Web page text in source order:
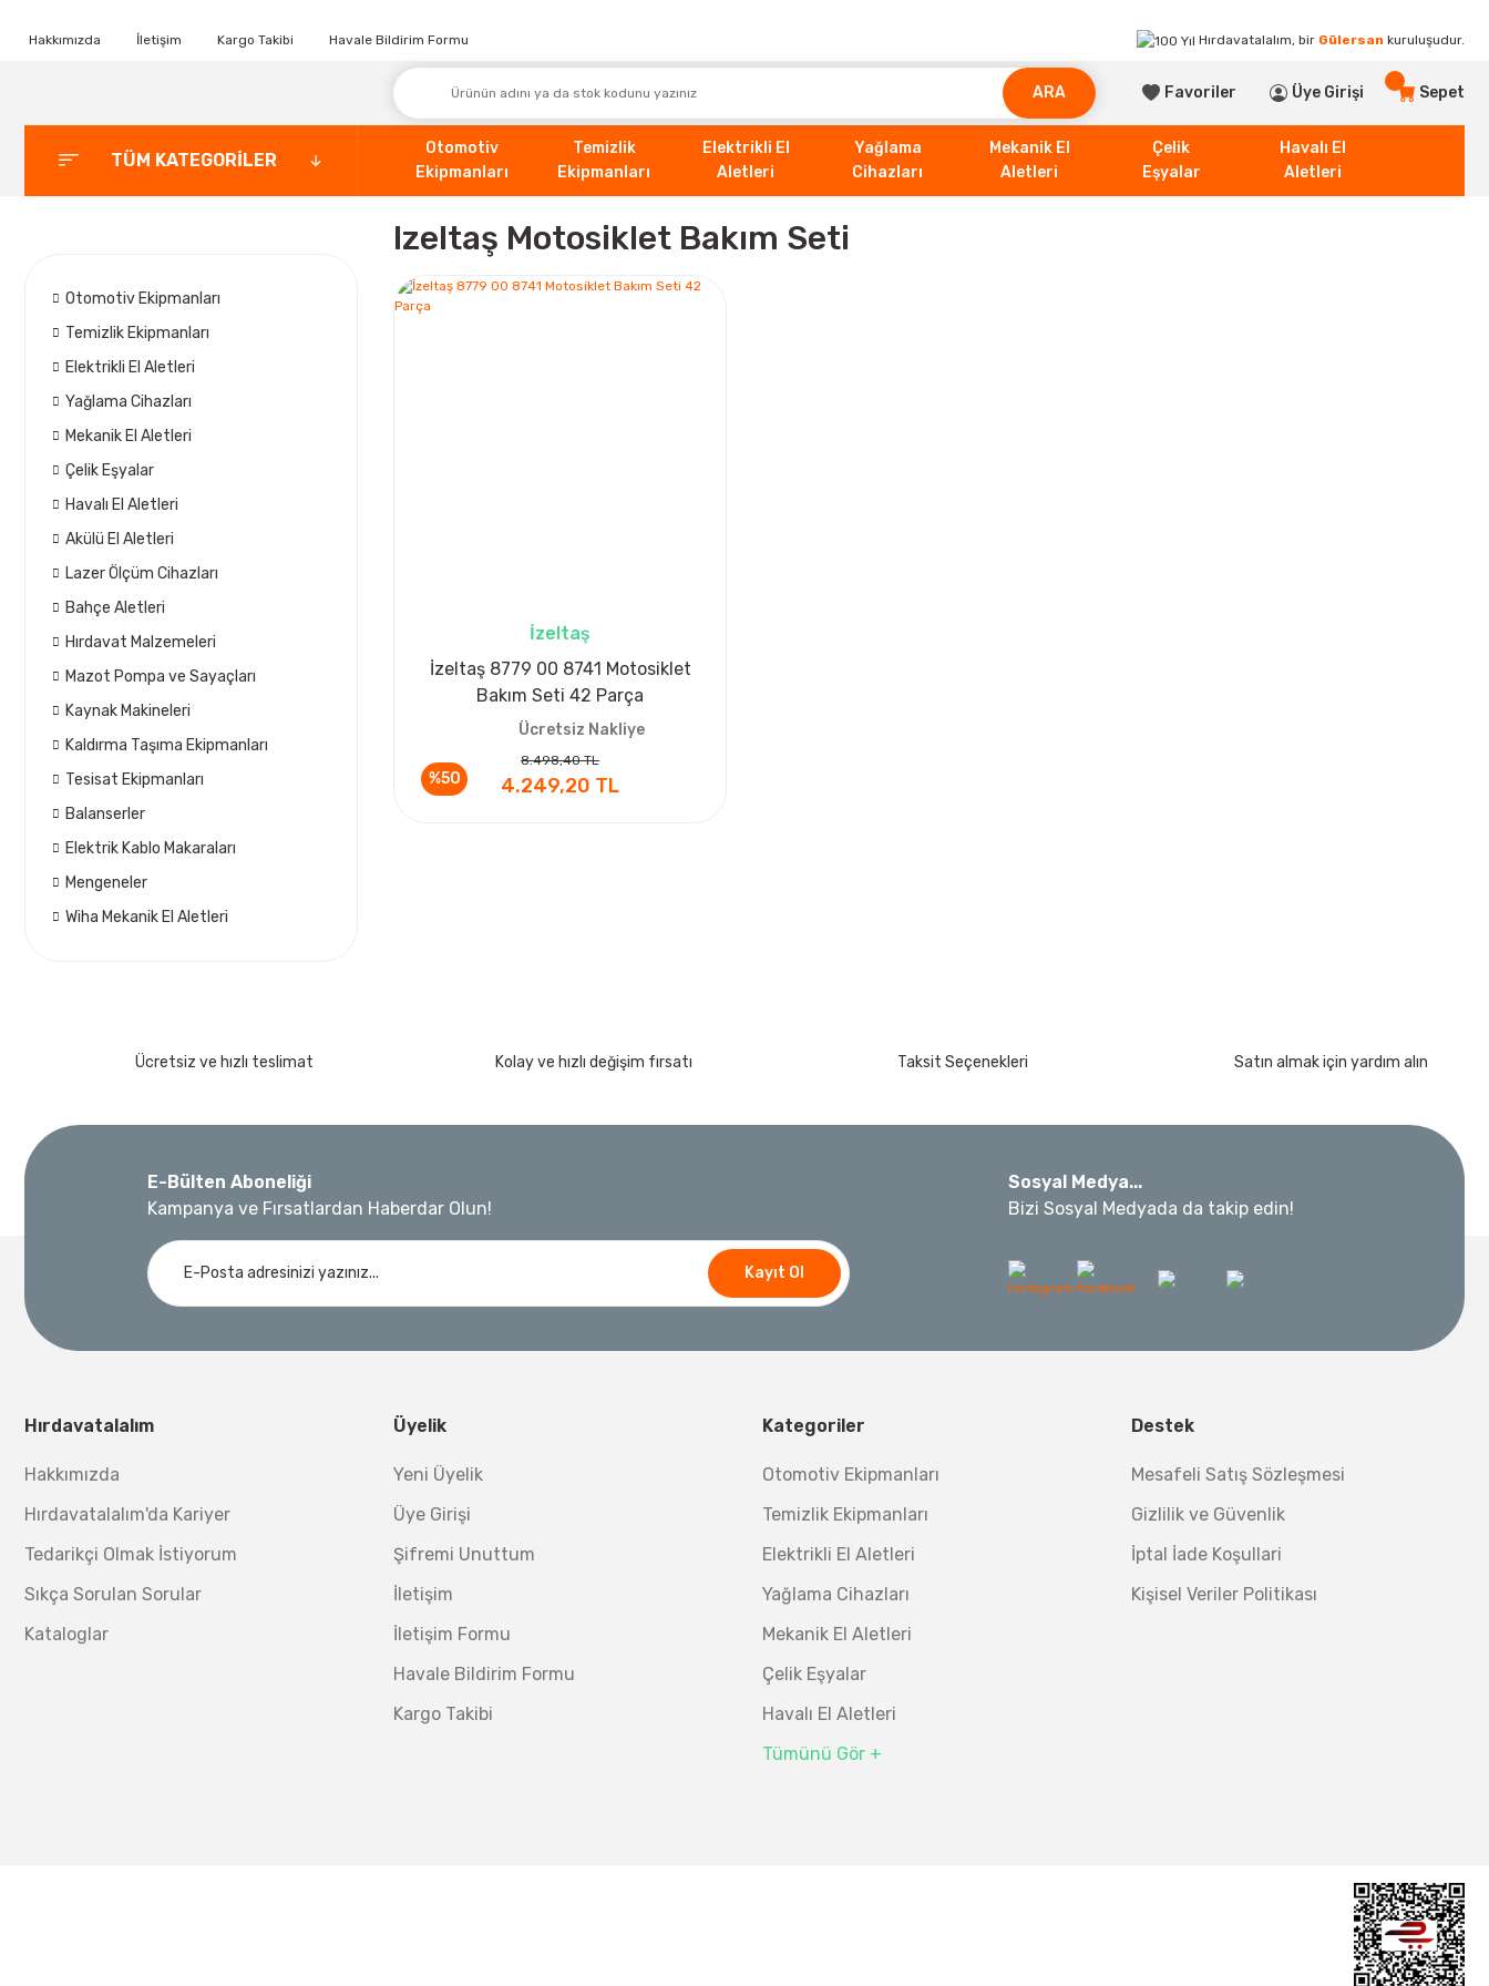
Hakkımızda İletişim Kargo Takibi Havale Bildirim Formu Hırdavatalalım, bir Gülersan kuruluşudur.
ARA Favoriler Üye Girişi Sepet
TÜM KATEGORİLER
Otomotiv
Ekipmanları
Temizlik
Ekipmanları
Elektrikli El
Aletleri
Yağlama
Cihazları
Mekanik El
Aletleri
Çelik
Eşyalar
Havalı El
Aletleri
Otomotiv Ekipmanları
Temizlik Ekipmanları
Elektrikli El Aletleri
Yağlama Cihazları
Mekanik El Aletleri
Çelik Eşyalar
Havalı El Aletleri
Akülü El Aletleri
Lazer Ölçüm Cihazları
Bahçe Aletleri
Hırdavat Malzemeleri
Mazot Pompa ve Sayaçları
Kaynak Makineleri
Kaldırma Taşıma Ekipmanları
Tesisat Ekipmanları
Balanserler
Elektrik Kablo Makaraları
Mengeneler
Wiha Mekanik El Aletleri
Izeltaş Motosiklet Bakım Seti
%50
İzeltaş
İzeltaş 8779 00 8741 Motosiklet
Bakım Seti 42 Parça
Ücretsiz Nakliye
8.498,40 TL
4.249,20 TL
Ücretsiz ve hızlı teslimat Kolay ve hızlı değişim fırsatı Taksit Seçenekleri Satın almak için yardım alın
E-Bülten Aboneliği
Kampanya ve Fırsatlardan Haberdar Olun!
Kayıt Ol
Sosyal Medya...
Bizi Sosyal Medyada da takip edin!
Hırdavatalalım
Hakkımızda
Hırdavatalalım'da Kariyer
Tedarikçi Olmak İstiyorum
Sıkça Sorulan Sorular
Kataloglar
Üyelik
Yeni Üyelik
Üye Girişi
Şifremi Unuttum
İletişim
İletişim Formu
Havale Bildirim Formu
Kargo Takibi
Kategoriler
Otomotiv Ekipmanları
Temizlik Ekipmanları
Elektrikli El Aletleri
Yağlama Cihazları
Mekanik El Aletleri
Çelik Eşyalar
Havalı El Aletleri
Tümünü Gör +
Destek
Mesafeli Satış Sözleşmesi
Gizlilik ve Güvenlik
İptal İade Koşullari
Kişisel Veriler Politikası